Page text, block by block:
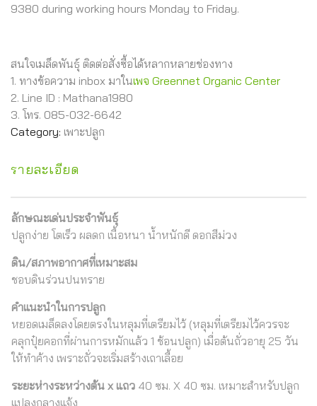
9380 during working hours Monday to Friday.
สนใจเมล็ดพันธุ์ ติดต่อสั่งซื้อได้หลากหลายช่องทาง
1. ทางข้อความ inbox มาในเพจ Greennet Organic Center
2. Line ID : Mathana1980
3. โทร. 085-032-6642
Category: เพาะปลูก
รายละเอียด
ลักษณะเด่นประจำพันธุ์
ปลูกง่าย โตเร็ว ผลดก เนื้อหนา น้ำหนักดี ดอกสีม่วง
ดิน/สภาพอากาศที่เหมาะสม
ชอบดินร่วนปนทราย
คำแนะนำในการปลูก
หยอดเมล็ดลงโดยตรงในหลุมที่เตรียมไว้ (หลุมที่เตรียมไว้ควรจะ
คลุกปุ๋ยคอกที่ผ่านการหมักแล้ว 1 ช้อนปลูก) เมื่อต้นถั่วอายุ 25 วัน
ให้ทำค้าง เพราะถั่วจะเริ่มสร้างเถาเลื้อย
ระยะห่างระหว่างต้น x แถว 40 ซม. X 40 ซม. เหมาะสำหรับปลูก
แปลงกลางแจ้ง